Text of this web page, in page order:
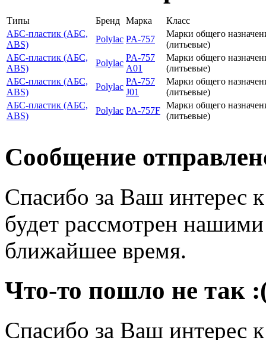
Типы Бренд Марка
Класс
АБС-пластик (АБС,
ABS)
Polylac PA-757
Марки общего
(литьевые)
АБС-пластик (АБС,
ABS)
Polylac
PA-757
A01
Марки общего
(литьевые)
АБС-пластик (АБС,
ABS)
Polylac
PA-757
J01
Марки общего
(литьевые)
АБС-пластик (АБС,
ABS)
Polylac PA-757F
Марки общего
(литьевые)
Сообщение
Спасибо за Ваш интерес
будет рассмотрен
ближайшее время.
Что-то пошло не так
Спасибо за Ваш интерес